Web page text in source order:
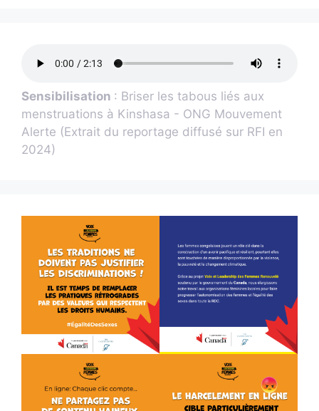
Sensibilisation : Briser les tabous liés aux
menstruations à Kinshasa - ONG Mouvement
Alerte (Extrait du reportage diffusé sur RFI en
2024)